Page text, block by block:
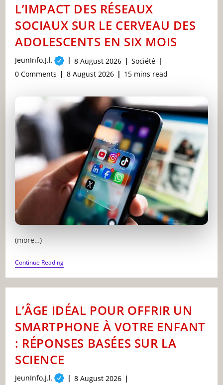
LE
DES
ENFANTS
CE
QUE
DISENT
LES
RECHERCHES
L’IMPACT DES RÉSEAUX
SOCIAUX SUR LE CERVEAU DES
ADOLESCENTS EN SIX MOIS
Post
author:
JeunInfo.J.l.
Post
published:
8 August 2026
Post
category:
Société
Post
0 Comments
Post
8 August 2026
Reading
15 mins read
(more…)
Continue ReadingL’IMPACT
DES
RÉSEAUX
SOCIAUX
LE
CERVEAU
ADOLESCENTS
EN
SIX
MOIS
L’ÂGE IDÉAL POUR OFFRIR UN
SMARTPHONE À VOTRE ENFANT
: RÉPONSES BASÉES SUR LA
SCIENCE
Post
JeunInfo.J.l.
Post
8 August 2026